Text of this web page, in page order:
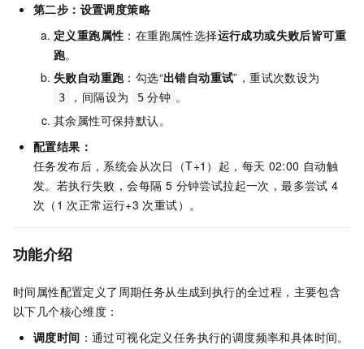
第二步：设置调度策略
定义重跑属性 ：在重跑属性选择运行成功或失败后皆可重
跑。
失败自动重跑：勾选“出错自动重试”，重试次数设为
3 ，间隔设为 5 分钟 。
其余属性可保持默认。
配置结果：
任务发布后，系统会从次日（T+1）起，每天 02:00 自动触
发。若执行失败，会每隔 5 分钟尝试拉起一次，最多尝试 4
次（1 次正常运行+3 次重试）。
功能介绍
时间属性配置定义了周期任务从生成到执行的全过程，主要包含
以下几个核心维度：
调度时间 ：通过可视化定义任务执行的调度频率和具体时间。